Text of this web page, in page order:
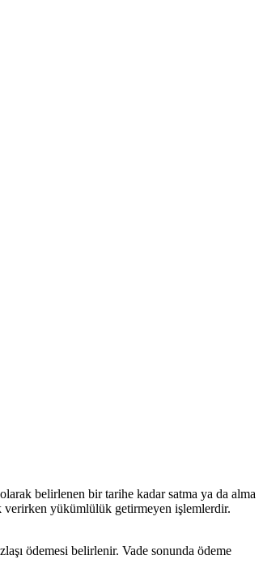
belirlenen bir tarihe kadar satma ya da alma
verirken yükümlülük getirmeyen işlemlerdir.
ödemesi belirlenir. Vade sonunda ödeme